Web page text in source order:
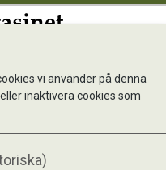
8 x
vi använder på denna
inaktivera cookies som